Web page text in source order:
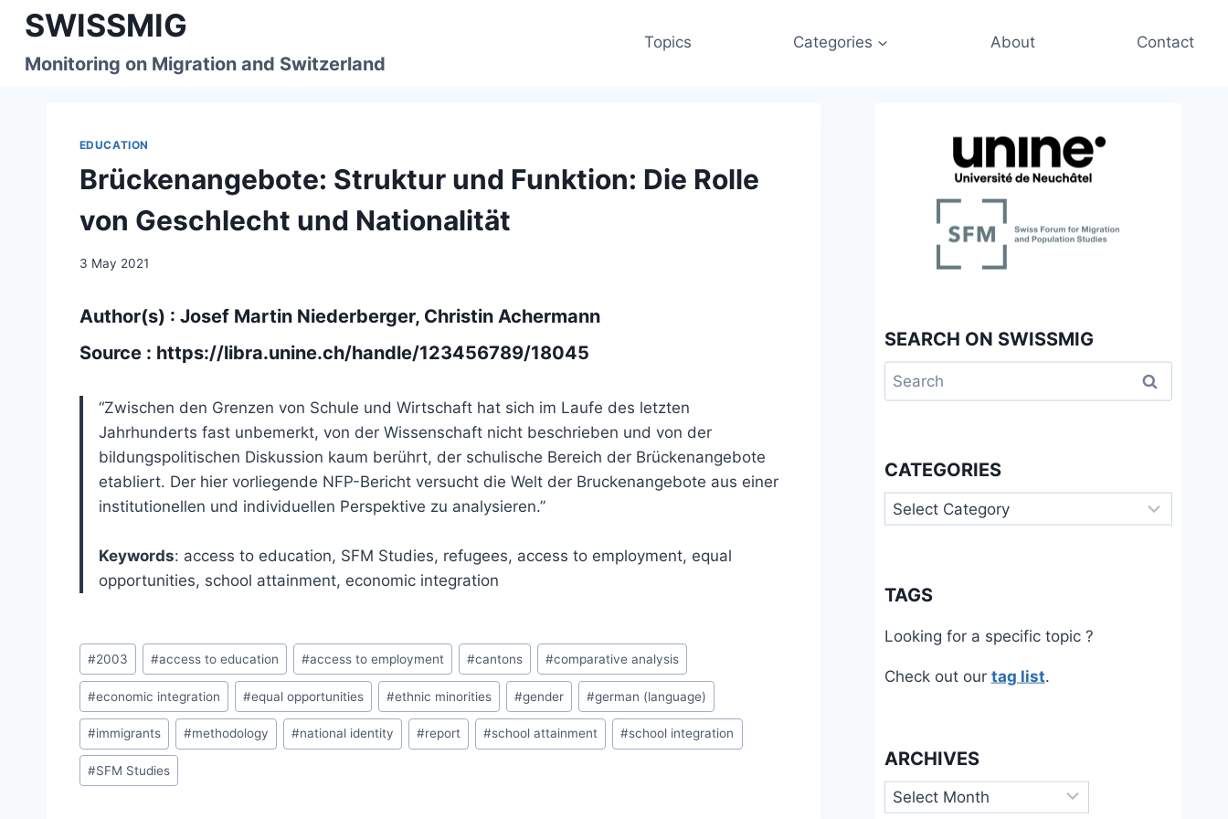
Skip
content
SWISSMIG
Monitoring on Migration and Switzerland
Topics Categories About Contact
EDUCATION
Brückenangebote: Struktur und Funktion: Die Rolle
von Geschlecht und Nationalität
3 May 2021
Author(s) : Josef Martin Niederberger, Christin Achermann
Source : https://libra.unine.ch/handle/123456789/18045
“Zwischen den Grenzen von Schule und Wirtschaft hat sich im Laufe des letzten
Jahrhunderts fast unbemerkt, von der Wissenschaft nicht beschrieben und von der
bildungspolitischen Diskussion kaum berührt, der schulische Bereich der Brückenangebote
etabliert. Der hier vorliegende NFP-Bericht versucht die Welt der Bruckenangebote aus einer
institutionellen und individuellen Perspektive zu analysieren.”
Keywords: access to education, SFM Studies, refugees, access to employment, equal
opportunities, school attainment, economic integration
Post
Tags:
#2003 #access to education #access to employment #cantons #comparative analysis
#economic integration #equal opportunities #ethnic minorities #gender #german (language)
#immigrants #methodology #national identity #report #school attainment #school integration
#SFM Studies
SEARCH ON SWISSMIG
Search
for:
CATEGORIES
Categories
TAGS
Looking for a specific topic ?
Check out our tag list.
ARCHIVES
Archives